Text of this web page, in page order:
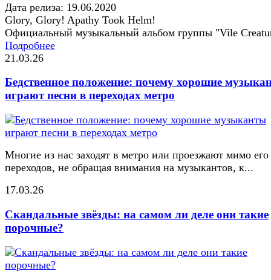
Дата релиза: 19.06.2020
Glory, Glory! Apathy Took Helm!
Официальный музыкальный альбом группы "Vile
Подробнее
21.03.26
Бедственное положение: почему хорошие
играют песни в переходах метро
Многие из нас заходят в метро или проезжают мимо его
переходов, не обращая внимания на музыкантов, к...
17.03.26
Скандальные звёзды: на самом ли деле они такие
порочные?